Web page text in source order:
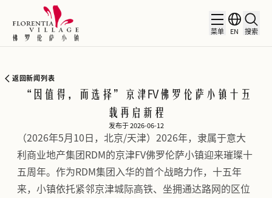
菜单 EN 搜索
返回新闻列表
“因值得，而选择”京津FV佛罗伦萨小镇十五
载再启新程
发布于 2026-06-12
（2026年5月10日，北京/天津）2026年，隶属于意大
利商业地产集团RDM的京津FV佛罗伦萨小镇迎来璀璨十
五周年。作为RDM集团入华的首个战略力作，十五年
来，小镇依托紧邻京津城际高铁、坐拥通达路网的区位